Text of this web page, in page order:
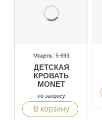
Модель: 5-693
ДЕТСКАЯ
КРОВАТЬ
MONET
по запросу
В корзину